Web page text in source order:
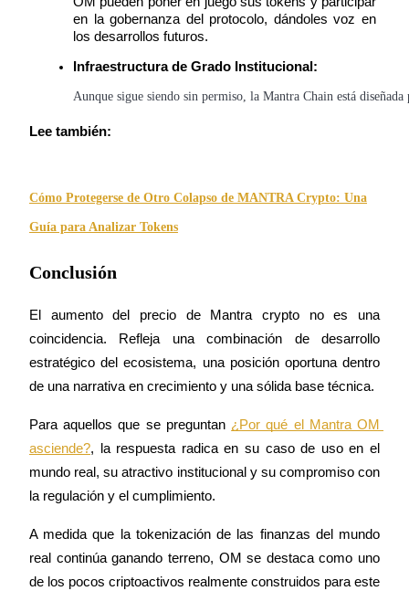
Inversión automática
Obtenga ganancias a largo plazo e intereses flexibles
Aprender Staking
Obtenga más información sobre cómo obtener ingresos pasivos
Bitrue
AI
Bitrue Partners
en la gobernanza del protocolo, dándoles voz en
los desarrollos futuros.
Infraestructura de Grado Institucional:
Aunque sigue siendo sin permiso, la Mantra Chain está
Lee también:
Cómo Protegerse de Otro Colapso de MANTRA Crypto: Una
Guía para Analizar Tokens
Conclusión
El aumento del precio de Mantra crypto no es una
coincidencia. Refleja una combinación de desarrollo
estratégico del ecosistema, una posición oportuna dentro
de una narrativa en crecimiento y una sólida base técnica.
Para aquellos que se preguntan ¿Por qué el Mantra OM
asciende?, la respuesta radica en su caso de uso en el
mundo real, su atractivo institucional y su compromiso con
la regulación y el cumplimiento.
A medida que la tokenización de las finanzas del mundo
real continúa ganando terreno, OM se destaca como uno
de los pocos criptoactivos realmente construidos para este